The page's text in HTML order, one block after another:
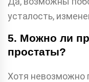
усталость,
5. Можно ли
простаты?
Хотя невозможно